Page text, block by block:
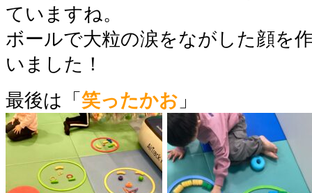
ていますね。
ボールで大粒の涙をながした顔を
いました！
最後は「 笑ったかお 」